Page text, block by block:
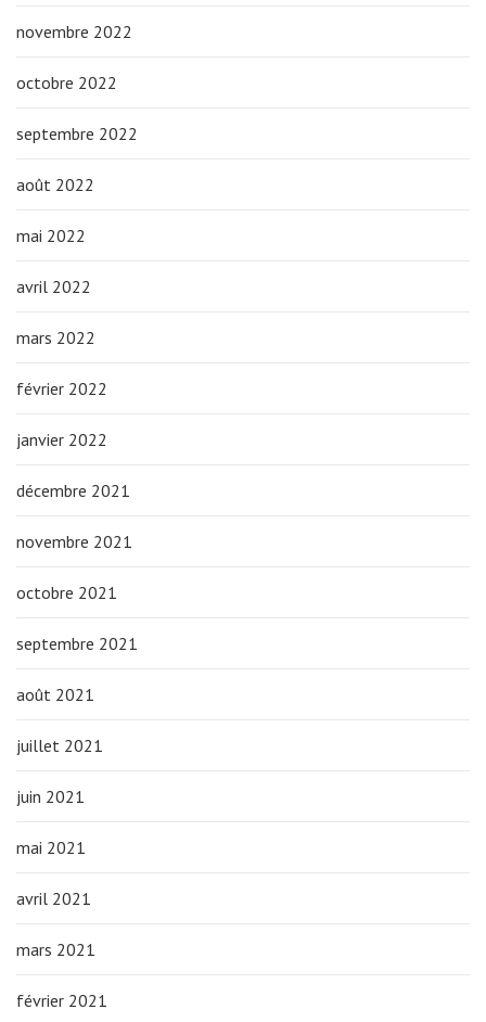
novembre 2022
octobre 2022
septembre 2022
août 2022
mai 2022
avril 2022
mars 2022
février 2022
janvier 2022
décembre 2021
novembre 2021
octobre 2021
septembre 2021
août 2021
juillet 2021
juin 2021
mai 2021
avril 2021
mars 2021
février 2021